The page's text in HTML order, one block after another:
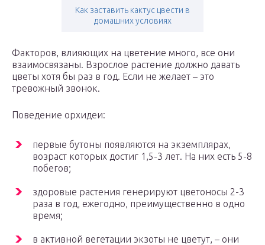
Как заставить кактус цвести в
домашних условиях
Факторов, влияющих на цветение много, все они
взаимосвязаны. Взрослое растение должно давать
цветы хотя бы раз в год. Если не желает – это
тревожный звонок.
Поведение орхидеи:
первые бутоны появляются на экземплярах,
возраст которых достиг 1,5-3 лет. На них есть 5-8
побегов;
здоровые растения генерируют цветоносы 2-3
раза в год, ежегодно, преимущественно в одно
время;
в активной вегетации экзоты не цветут, – они